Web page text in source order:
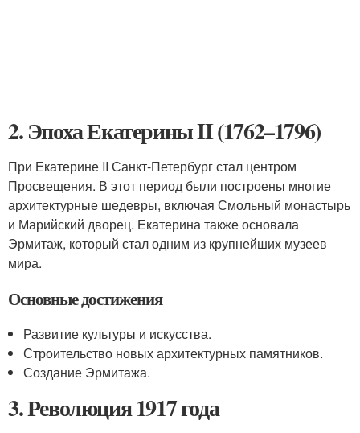
2. Эпоха Екатерины II (1762–1796)
При Екатерине II Санкт-Петербург стал центром
Просвещения. В этот период были построены многие
архитектурные шедевры, включая Смольный монастырь
и Марийский дворец. Екатерина также основала
Эрмитаж, который стал одним из крупнейших музеев
мира.
Основные достижения
Развитие культуры и искусства.
Строительство новых архитектурных памятников.
Создание Эрмитажа.
3. Революция 1917 года